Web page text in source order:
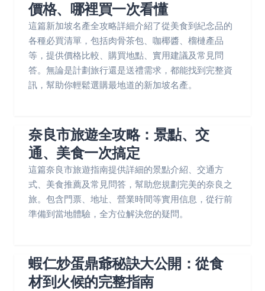
價格、哪裡買一次看懂
這篇新加坡名產全攻略詳細介紹了從美食到紀念品的
各種必買清單，包括肉骨茶包、咖椰醬、榴槤產品
等，提供價格比較、購買地點、實用建議及常見問
答。無論是計劃旅行還是送禮需求，都能找到完整資
訊，幫助你輕鬆選購最地道的新加坡名產。
奈良市旅遊全攻略：景點、交
通、美食一次搞定
這篇奈良市旅遊指南提供詳細的景點介紹、交通方
式、美食推薦及常見問答，幫助您規劃完美的奈良之
旅。包含門票、地址、營業時間等實用信息，從行前
準備到當地體驗，全方位解決您的疑問。
蝦仁炒蛋鼎爺秘訣大公開：從食
材到火候的完整指南